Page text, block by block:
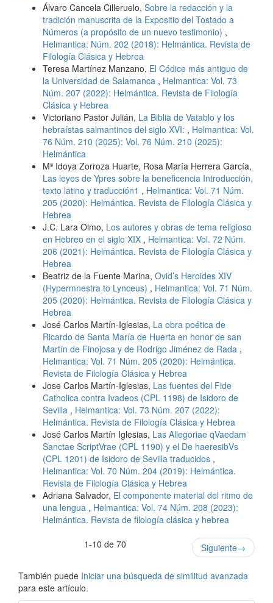
Álvaro Cancela Cilleruelo, Sobre la redacción y la
tradición manuscrita de la Expositio del Tostado a
Números (a propósito de un nuevo testimonio) ,
Helmantica: Núm. 202 (2018): Helmántica. Revista de
Filología Clásica y Hebrea
Teresa Martínez Manzano, El Códice más antiguo de
la Universidad de Salamanca , Helmantica: Vol. 73
Núm. 207 (2022): Helmántica. Revista de Filología
Clásica y Hebrea
Victoriano Pastor Julián, La Biblia de Vatablo y los
hebraístas salmantinos del siglo XVI: , Helmantica: Vol.
76 Núm. 210 (2025): Vol. 76 Núm. 210 (2025):
Helmántica
Mª Idoya Zorroza Huarte, Rosa María Herrera García,
Las leyes de Ypres sobre la beneficencia Introducción,
texto latino y traducción1 , Helmantica: Vol. 71 Núm.
205 (2020): Helmántica. Revista de Filología Clásica y
Hebrea
J.C. Lara Olmo, Los autores y obras de tema religioso
en Hebreo en el siglo XIX , Helmantica: Vol. 72 Núm.
206 (2021): Helmántica. Revista de Filología Clásica y
Hebrea
Beatriz de la Fuente Marina, Ovid’s Heroides XIV
(Hypermnestra to Lynceus) , Helmantica: Vol. 71 Núm.
205 (2020): Helmántica. Revista de Filología Clásica y
Hebrea
José Carlos Martín-Iglesias, La obra poética de
Ricardo de Santa María de Huerta en honor de san
Martín de Finojosa y de Rodrigo Jiménez de Rada ,
Helmantica: Vol. 71 Núm. 205 (2020): Helmántica.
Revista de Filología Clásica y Hebrea
Jose Carlos Martín-Iglesias, Las fuentes del Fide
Catholica contra Ivadeos (CPL 1198) de Isidoro de
Sevilla , Helmantica: Vol. 73 Núm. 207 (2022):
Helmántica. Revista de Filología Clásica y Hebrea
José Carlos Martín Iglesias, Las Allegoriae qVaedam
Sanctae ScriptVrae (CPL 1190) y el De haeresibVs
(CPL 1201) de Isidoro de Sevilla traducidos ,
Helmantica: Vol. 70 Núm. 204 (2019): Helmántica.
Revista de Filología Clásica y Hebrea
Adriana Salvador, El componente material del ritmo de
una lengua , Helmantica: Vol. 74 Núm. 208 (2023):
Helmántica. Revista de filología clásica y hebrea
1-10 de 70
Siguiente→
También puede Iniciar una búsqueda de similitud avanzada
para este artículo.